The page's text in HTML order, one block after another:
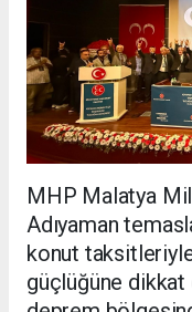
MHP Malatya
Adıyaman
konut
güçlüğüne